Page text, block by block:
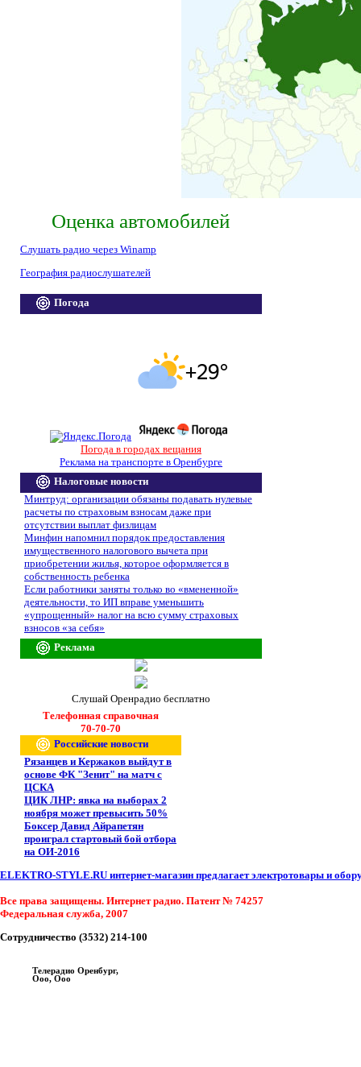
Оценка автомобилей
Слушать радио через Winamp
География радиослушателей
Погода
Погода в городах вещания
Реклама на транспорте в Оренбурге
Налоговые новости
Минтруд: организации обязаны подавать нулевые
расчеты по страховым взносам даже при
отсутствии выплат физлицам
Минфин напомнил порядок предоставления
имущественного налогового вычета при
приобретении жилья, которое оформляется в
собственность ребенка
Если работники заняты только во «вмененной»
деятельности, то ИП вправе уменьшить
«упрощенный» налог на всю сумму страховых
взносов «за себя»
Реклама
Слушай Оренрадио бесплатно
Телефонная справочная
70-70-70
Российские новости
Рязанцев и Кержаков выйдут в
основе ФК "Зенит" на матч с
ЦСКА
ЦИК ЛНР: явка на выборах 2
ноября может превысить 50%
Боксер Давид Айрапетян
проиграл стартовый бой отбора
на ОИ-2016
ELEKTRO-STYLE.RU интернет-магазин предлагает электротовары и
Все права защищены. Интернет радио. Патент № 74257
Федеральная служба, 2007
Сотрудничество (3532) 214-100
Телерадио Оренбург,
Ооо, Ооо